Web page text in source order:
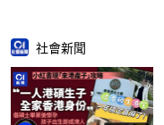
社會新聞